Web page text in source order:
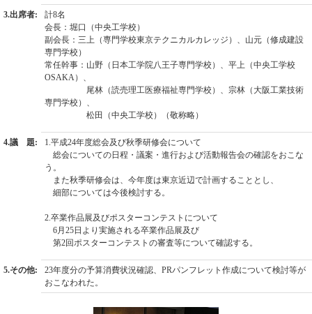
3.出席者:
計8名
会長：堀口（中央工学校）
副会長：三上（専門学校東京テクニカルカレッジ）、山元（修成建設
専門学校）
常任幹事：山野（日本工学院八王子専門学校）、平上（中央工学校
OSAKA）、
尾林（読売理工医療福祉専門学校）、宗林（大阪工業技術
専門学校）、
松田（中央工学校）（敬称略）
4.議 題:
1.平成24年度総会及び秋季研修会について
総会についての日程・議案・進行および活動報告会の確認をおこな
う。
また秋季研修会は、今年度は東京近辺で計画することとし、
細部については今後検討する。
2.卒業作品展及びポスターコンテストについて
6月25日より実施される卒業作品展及び
第2回ポスターコンテストの審査等について確認する。
5.その他:
23年度分の予算消費状況確認、PRパンフレット作成について検討等が
おこなわれた。